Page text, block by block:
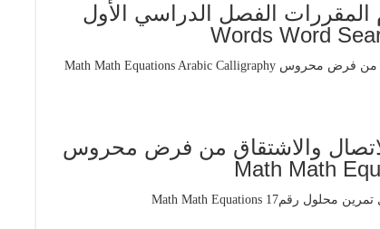
المقررات الفصل الدراسي الأول
Words Word
والاتصال والاشتقاق من فرض محروس
Math Math